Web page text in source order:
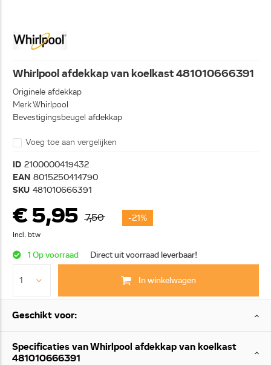
Whirlpool afdekkap van koelkast 481010666391
Originele afdekkap
Merk Whirlpool
Bevestigingsbeugel afdekkap
Voeg toe aan vergelijken
ID 2100000419432
EAN 8015250414790
SKU 481010666391
€ 5,95 7,50 -21%
Incl. btw
1 Op voorraad Direct uit voorraad leverbaar!
In winkelwagen
Geschikt voor:
Specificaties van Whirlpool afdekkap van koelkast
481010666391